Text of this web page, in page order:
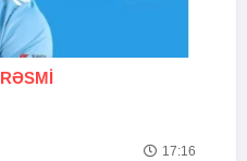
RƏSMİ
17:16